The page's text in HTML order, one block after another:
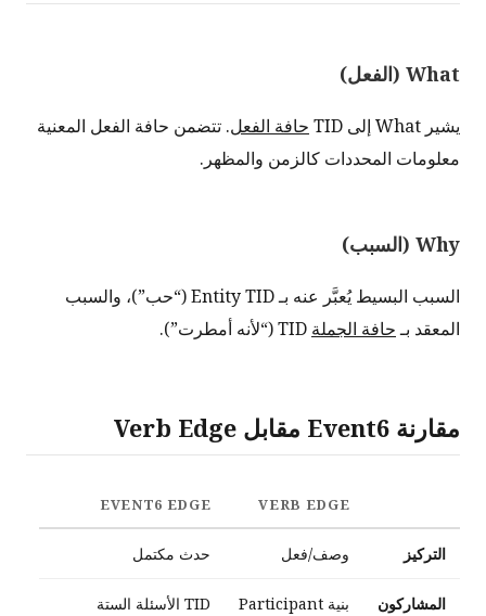
What (الفعل)
يشير What إلى TID حافة الفعل. تتضمن حافة الفعل المعنية
معلومات المحددات كالزمن والمظهر.
Why (السبب)
السبب البسيط يُعبَّر عنه بـ Entity TID (“حب”)، والسبب
المعقد بـحافة الجملة
مقارنة Event6 مقابل Verb Edge
VERB EDGE
EVENT6 EDGE
التركيز وصف/فعل حدث مكتمل
المشاركون بنية Participant TID الأسئلة الستة